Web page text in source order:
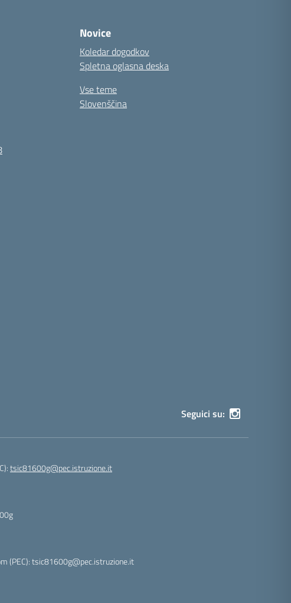
Novice
Koledar dogodkov
Spletna oglasna deska
Vse teme
Slovenščina
Seguici su:
tsic81600g@pec.istruzione.it
(PEC): tsic81600g@pec.istruzione.it